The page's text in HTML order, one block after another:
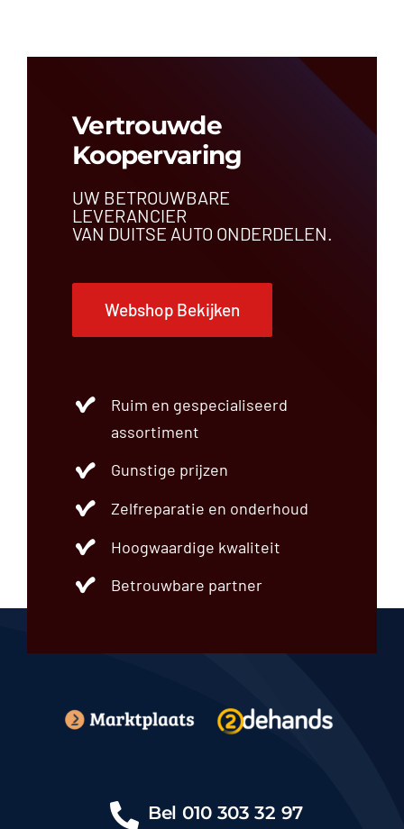
Vertrouwde
Koopervaring
UW BETROUWBARE
LEVERANCIER
VAN DUITSE AUTO ONDERDELEN.
Webshop Bekijken
Ruim en gespecialiseerd
assortiment
Gunstige prijzen
Zelfreparatie en onderhoud
Hoogwaardige kwaliteit
Betrouwbare partner
Bel 010 303 32 97